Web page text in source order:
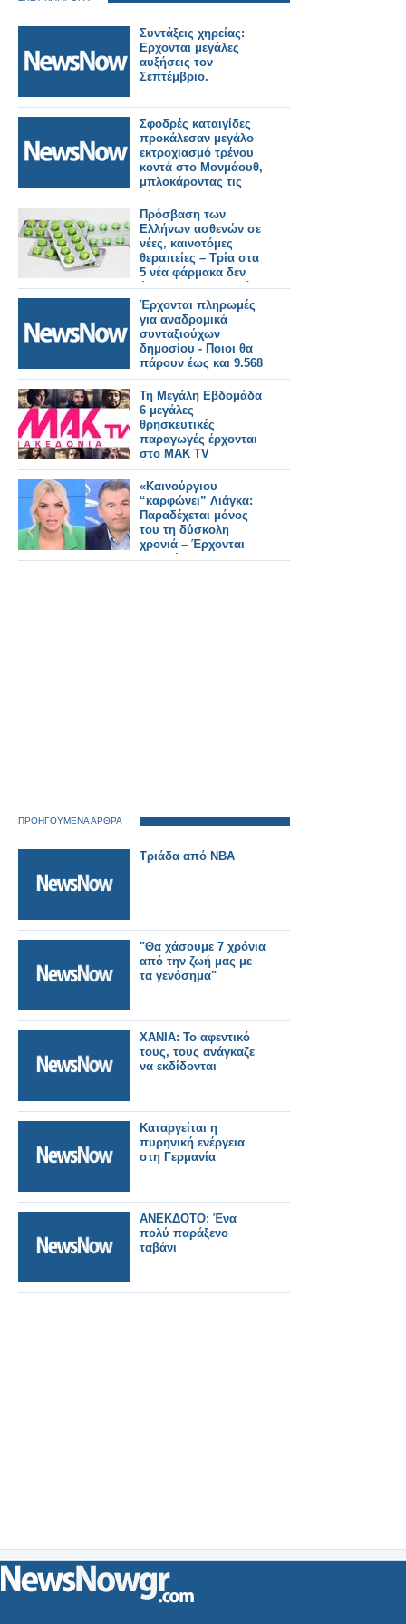
Συντάξεις χηρείας:
Ερχονται μεγάλες
αυξήσεις τον
Σεπτέμβριο.
Σφοδρές καταιγίδες
προκάλεσαν μεγάλο
εκτροχιασμό τρένου
κοντά στο Μονμάουθ,
μπλοκάροντας τις
κύριες
σιδηροδρομικές
γραμμές του BNSF.
Πρόσβαση των
Ελλήνων ασθενών σε
νέες, καινοτόμες
θεραπείες – Τρία στα
5 νέα φάρμακα δεν
έρχονται στην Ελλάδα
Έρχονται πληρωμές
για αναδρομικά
συνταξιούχων
δημοσίου - Ποιοι θα
πάρουν έως και 9.568
ευρώ [πίνακες]
Τη Μεγάλη Εβδομάδα
6 μεγάλες
θρησκευτικές
παραγωγές έρχονται
στο ΜΑΚ TV
«Καινούργιου
“καρφώνει” Λιάγκα:
Παραδέχεται μόνος
του τη δύσκολη
χρονιά – Έρχονται
αλλαγές στο
ΠΡΟΗΓΟΥΜΕΝΑ ΑΡΘΡΑ
Τριάδα από NBA
"Θα χάσουμε 7 χρόνια
από την ζωή μας με
τα γενόσημα"
XANIA: Το αφεντικό
τους, τους ανάγκαζε
να εκδίδονται
Καταργείται η
πυρηνική ενέργεια
στη Γερμανία
ΑΝΕΚΔΟΤΟ: Ένα
πολύ παράξενο
ταβάνι